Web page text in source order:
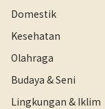
Domestik
Kesehatan
Olahraga
Budaya & Seni
Lingkungan & Iklim